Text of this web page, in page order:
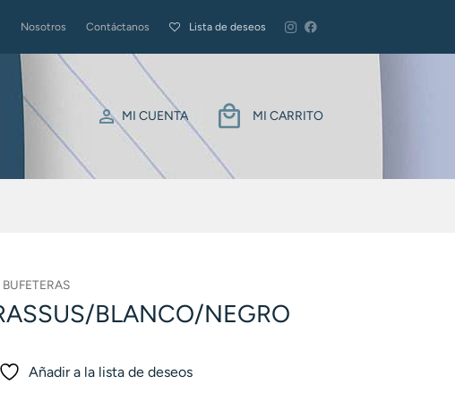
Nosotros Contáctanos Lista de deseos
MI CUENTA MI CARRITO
BUFETERAS
BLANCO/NEGRO
Añadir a la lista de deseos